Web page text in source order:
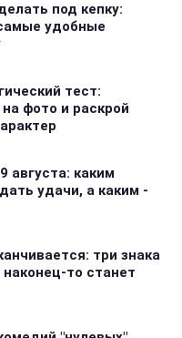
под кепку:
удобные
тест:
фото и раскрой
августа: каким
удачи, а каким -
три знака
то станет